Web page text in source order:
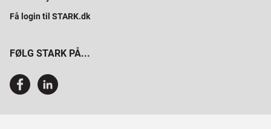
Få login til STARK.dk
FØLG STARK PÅ...